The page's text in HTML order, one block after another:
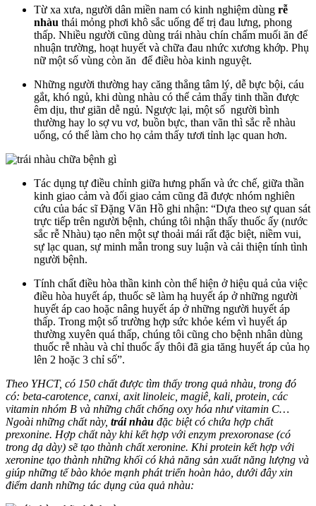
Từ xa xưa, người dân miền nam có kinh nghiệm dùng rễ
nhàu thái mỏng phơi khô sắc uống để trị đau lưng, phong
thấp. Nhiều người cũng dùng trái nhàu chín chấm muối ăn để
nhuận trường, hoạt huyết và chữa đau nhức xương khớp. Phụ
nữ một số vùng còn ăn để điều hòa kinh nguyệt.
Những người thường hay căng thẳng tâm lý, dễ bực bội, cáu
gắt, khó ngủ, khi dùng nhàu có thể cảm thấy tinh thần được
êm dịu, thư giãn dễ ngủ. Ngược lại, một số người bình
thường hay lo sợ vu vơ, buồn bực, than vãn thì sắc rễ nhàu
uống, có thể làm cho họ cảm thấy tươi tỉnh lạc quan hơn.
Tác dụng tự điều chỉnh giữa hưng phấn và ức chế, giữa thần
kinh giao cảm và đối giao cảm cũng đã được nhóm nghiên
cứu của bác sĩ Đặng Văn Hồ ghi nhận: “Dựa theo sự quan sát
trực tiếp trên người bệnh, chúng tôi nhận thấy thuốc ấy (nước
sắc rễ Nhàu) tạo nên một sự thoải mái rất đặc biệt, niềm vui,
sự lạc quan, sự minh mẫn trong suy luận và cải thiện tính tình
người bệnh.
Tính chất điều hòa thần kinh còn thể hiện ở hiệu quả của việc
điều hòa huyết áp, thuốc sẽ làm hạ huyết áp ở những người
huyết áp cao hoặc nâng huyết áp ở những người huyết áp
thấp. Trong một số trường hợp sức khỏe kém vì huyết áp
thường xuyên quá thấp, chúng tôi cũng cho bệnh nhân dùng
thuốc rễ nhàu và chỉ thuốc ấy thôi đã gia tăng huyết áp của họ
lên 2 hoặc 3 chỉ số”.
Theo YHCT, có 150 chất được tìm thấy trong quả nhàu, trong đó
có: beta-carotence, canxi, axit linoleic, magiê, kali, protein, các
vitamin nhóm B và những chất chống oxy hóa như vitamin C…
Ngoài những chất này, trái nhàu đặc biệt có chứa hợp chất
prexonine. Hợp chất này khi kết hợp với enzym prexoronase (có
trong dạ dày) sẽ tạo thành chất xeronine. Khi protein kết hợp với
xeronine tạo thành những khối có khả năng sản xuất năng lượng và
giúp những tế bào khỏe mạnh phát triển hoàn hảo, dưới đây xin
điểm danh những tác dụng của quả nhàu: